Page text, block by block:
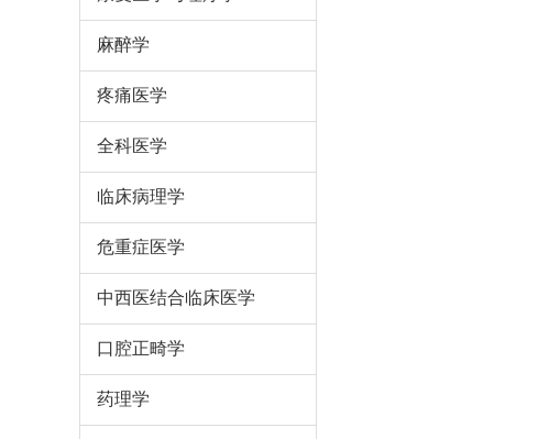
麻醉学
疼痛医学
全科医学
临床病理学
危重症医学
中西医结合临床医学
口腔正畸学
药理学